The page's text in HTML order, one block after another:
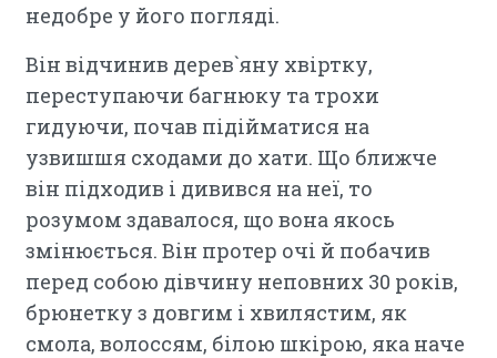
недобре у його погляді.
Він відчинив дерев`яну хвіртку,
переступаючи багнюку та трохи
гидуючи, почав підійматися на
узвишшя сходами до хати. Що ближче
він підходив і дивився на неї, то
розумом здавалося, що вона якось
змінюється. Він протер очі й побачив
перед собою дівчину неповних 30 років,
брюнетку з довгим і хвилястим, як
смола, волоссям, білою шкірою, яка наче